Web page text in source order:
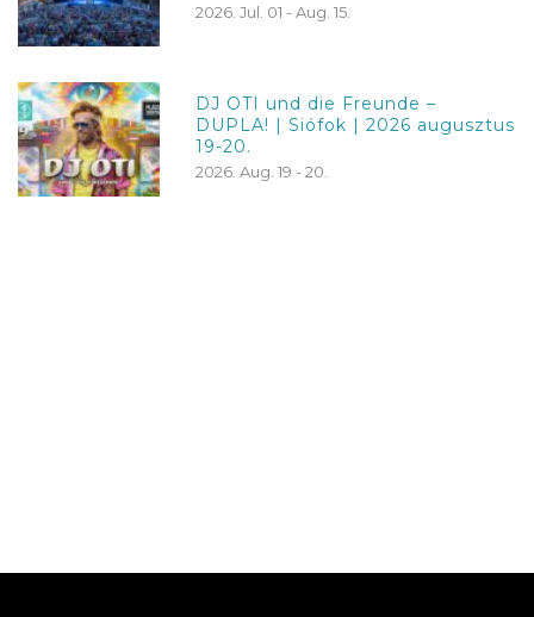
2026. Jul. 01 - Aug. 15.
DJ OTI und die Freunde –
DUPLA! | Siófok | 2026 augusztus
19-20.
2026. Aug. 19 - 20.